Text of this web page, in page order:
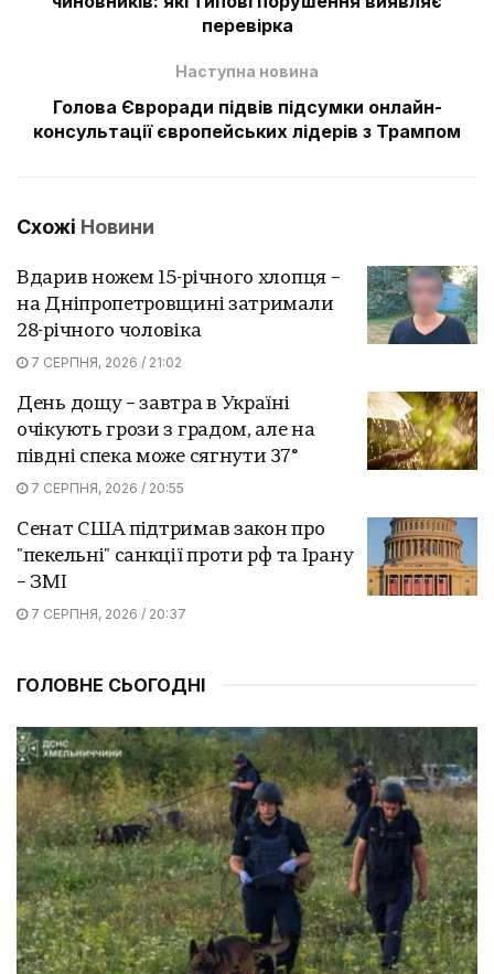
перевірка
Наступна новина
Голова Євроради підвів підсумки онлайн-
консультації європейських лідерів з Трампом
Схожі Новини
Вдарив ножем 15-річного хлопця –
на Дніпропетровщині затримали
28-річного чоловіка
7 СЕРПНЯ, 2026 / 21:02
День дощу – завтра в Україні
очікують грози з градом, але на
півдні спека може сягнути 37°
7 СЕРПНЯ, 2026 / 20:55
Сенат США підтримав закон про
"пекельні" санкції проти рф та Ірану
– ЗМІ
7 СЕРПНЯ, 2026 / 20:37
ГОЛОВНЕ СЬОГОДНІ